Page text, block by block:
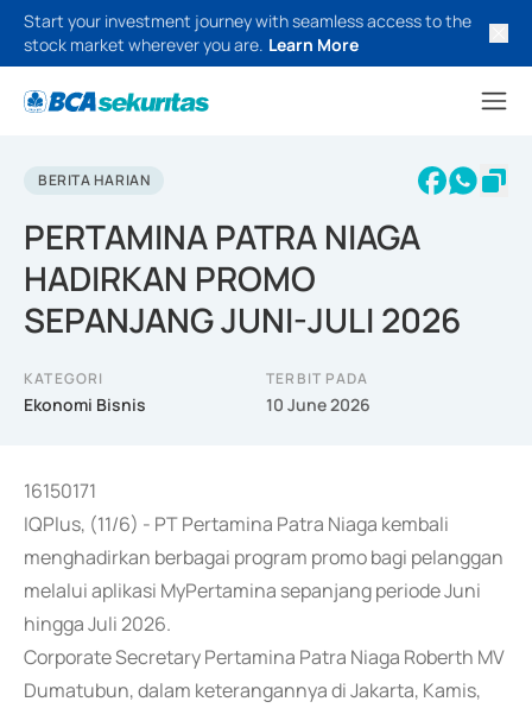
Start your investment journey with seamless access to the
stock market wherever you are. Learn More
BERITA HARIAN
PERTAMINA PATRA NIAGA
HADIRKAN PROMO
SEPANJANG JUNI-JULI 2026
KATEGORI
Ekonomi Bisnis
TERBIT PADA
10 June 2026
16150171
IQPlus, (11/6) - PT Pertamina Patra Niaga kembali
menghadirkan berbagai program promo bagi pelanggan
melalui aplikasi MyPertamina sepanjang periode Juni
hingga Juli 2026.
Corporate Secretary Pertamina Patra Niaga Roberth MV
Dumatubun, dalam keterangannya di Jakarta, Kamis,